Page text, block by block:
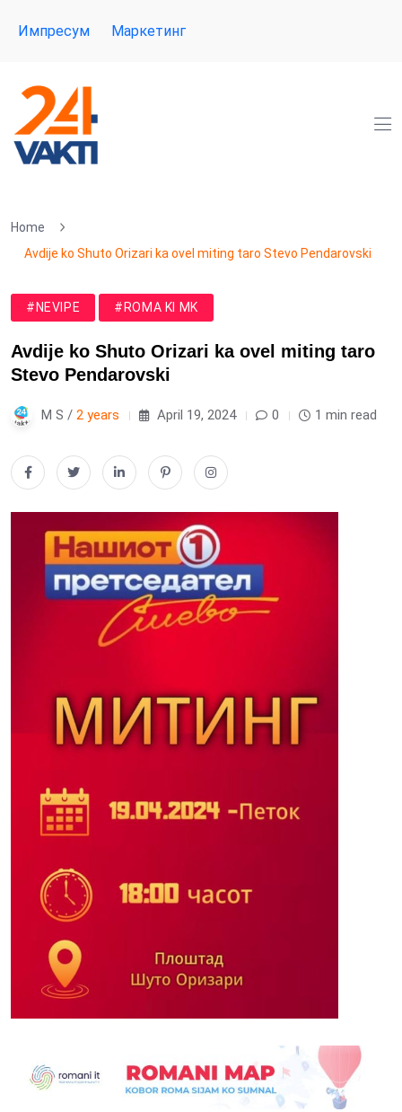
Импресум Маркетинг
Home
Avdije ko Shuto Orizari ka ovel miting taro Stevo Pendarovski
#NEVIPE #ROMA KI MK
Avdije ko Shuto Orizari ka ovel miting taro
Stevo Pendarovski
M S / 2 years April 19, 2024 0 1 min read